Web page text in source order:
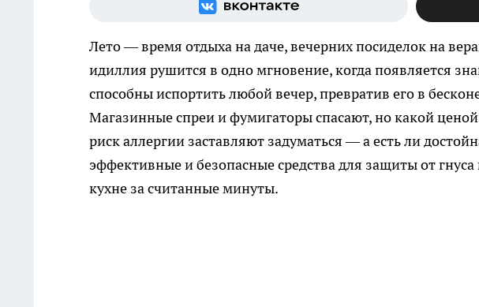
Лето — время отдыха на даче, вечерних посиделок на
идиллия рушится в одно мгновение, когда появляется
способны испортить любой вечер, превратив его в
Магазинные спреи и фумигаторы спасают, но какой
риск аллергии заставляют задуматься — а есть ли
эффективные и безопасные средства для защиты от
кухне за считанные минуты.